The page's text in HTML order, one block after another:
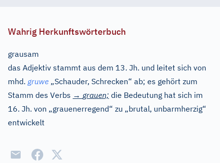
Wahrig Herkunftswörterbuch
grausam
das Adjektiv stammt aus dem 13. Jh. und leitet sich von
mhd. gruwe „Schauder, Schrecken“ ab; es gehört zum
Stamm des Verbs → grauen; die Bedeutung hat sich im
16. Jh. von „grauenerregend“ zu „brutal, unbarmherzig“
entwickelt